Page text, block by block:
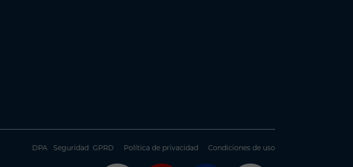
DPA Seguridad GPRD Política de privacidad Condiciones de uso